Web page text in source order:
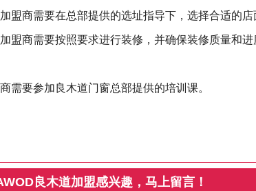
盟商需要在总部提供的选址指导下，选择合适的店
盟商需要按照要求进行装修，并确保装修质量和进
需要参加良木道门窗总部提供的培训课。
良木道加盟感兴趣，马上留言！